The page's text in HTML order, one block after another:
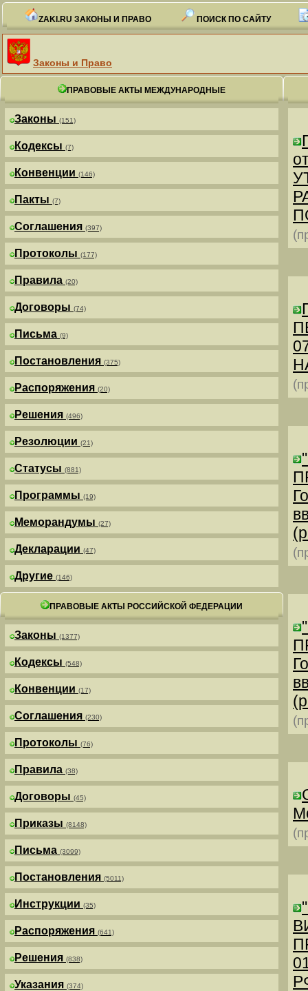
ZAKI.RU ЗАКОНЫ И ПРАВО ПОИСК ПО САЙТУ
Законы и Право
ПРАВОВЫЕ АКТЫ МЕЖДУНАРОДНЫЕ
Законы (151)
Кодексы (7)
Конвенции (146)
Пакты (7)
Соглашения (397)
Протоколы (177)
Правила (20)
Договоры (74)
Письма (9)
Постановления (375)
Распоряжения (20)
Решения (496)
Резолюции (21)
Статусы (881)
Программы (19)
Меморандумы (27)
Декларации (47)
Другие (146)
ПРАВОВЫЕ АКТЫ РОССИЙСКОЙ ФЕДЕРАЦИИ
Законы (1377)
Кодексы (548)
Конвенции (17)
Соглашения (230)
Протоколы (76)
Правила (38)
Договоры (45)
Приказы (8148)
Письма (3099)
Постановления (5011)
Инструкции (35)
Распоряжения (641)
Решения (838)
Указания (374)